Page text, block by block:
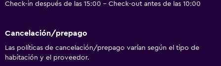
Check-in después de las 15:00 - Check-out antes de las 10:00
Cancelación/prepago
Las políticas de cancelación/prepago varían según el tipo de
habitación y el proveedor.